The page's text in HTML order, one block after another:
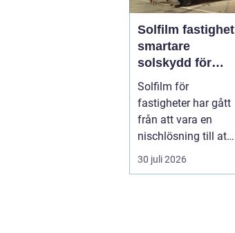
Solfilm fastighet
smartare
solskydd för
moderna
byggnader
Solfilm för
fastigheter har gått
från att vara en
nischlösning till att
bli en självklar del
av mode...
30 juli 2026